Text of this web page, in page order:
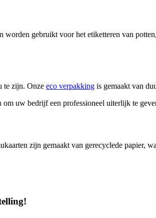
gebruikt voor het etiketteren van
te zijn. Onze eco verpakking is gemaakt van
uw bedrijf een professioneel uiterlijk te
zijn gemaakt van gerecyclede papier,